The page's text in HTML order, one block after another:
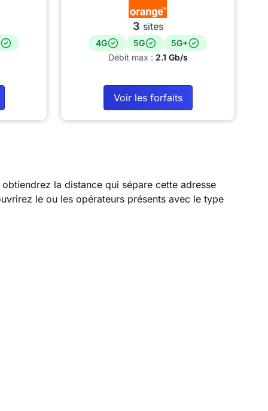
3 sites
4G 5G
5G+
Débit max : 2.1 Gb/s
Voir les forfaits
la distance qui sépare cette adresse
le ou les opérateurs présents avec le type